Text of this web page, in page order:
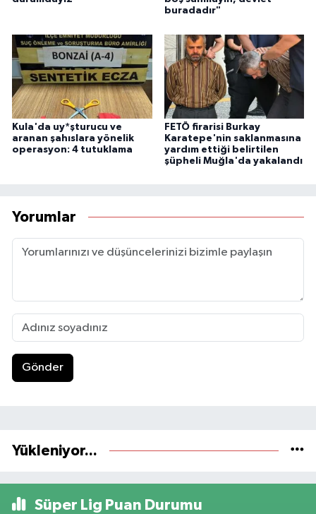
buradadır"
Kula'da uy*şturucu ve
aranan şahıslara yönelik
operasyon: 4 tutuklama
FETÖ firarisi Burkay
Karatepe'nin saklanmasına
yardım ettiği belirtilen
şüpheli Muğla'da yakalandı
Yorumlar
Gönder
Yükleniyor...
Süper Lig Puan Durumu